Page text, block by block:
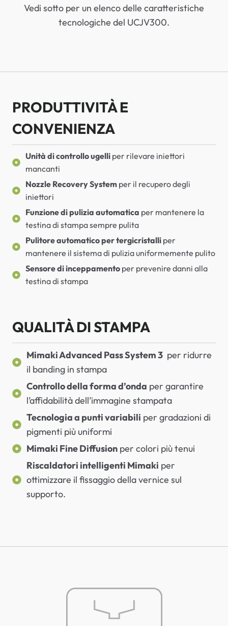
Vedi sotto per un elenco delle caratteristiche
tecnologiche del UCJV300.
PRODUTTIVITÀ E
CONVENIENZA
Unità di controllo ugelli per rilevare iniettori
mancanti
Nozzle Recovery System per il recupero degli
iniettori
Funzione di pulizia automatica per mantenere la
testina di stampa sempre pulita
Pulitore automatico per tergicristalli per
mantenere il sistema di pulizia uniformemente pulito
Sensore di inceppamento per prevenire danni alla
testina di stampa
QUALITÀ DI STAMPA
Mimaki Advanced Pass System 3 per ridurre
il banding in stampa
Controllo della forma d’onda per garantire
l’affidabilità dell’immagine stampata
Tecnologia a punti variabili per gradazioni di
pigmenti più uniformi
Mimaki Fine Diffusion per colori più tenui
Riscaldatori intelligenti Mimaki per
ottimizzare il fissaggio della vernice sul
supporto.